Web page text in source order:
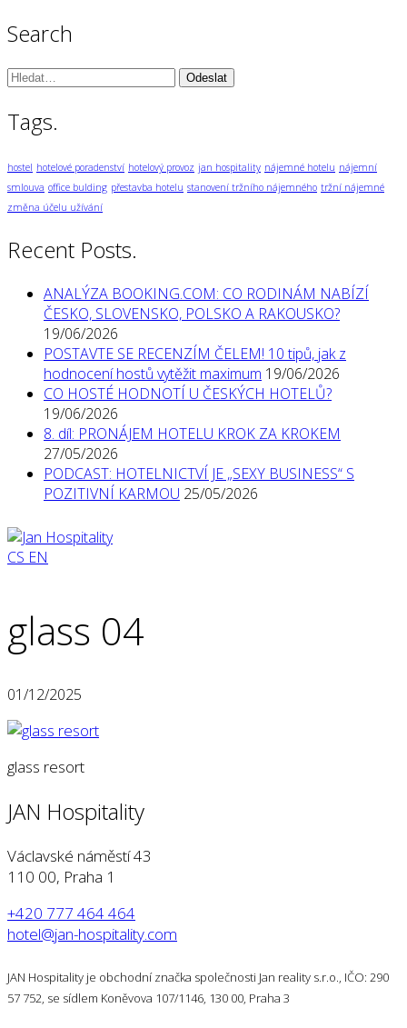
Search
Vyhledávání:
Tags.
hostel hotelové poradenství hotelový provoz jan hospitality nájemné hotelu nájemní
smlouva office bulding přestavba hotelu stanovení tržního nájemného tržní nájemné
změna účelu užívání
Recent Posts.
ANALÝZA BOOKING.COM: CO RODINÁM NABÍZÍ
ČESKO, SLOVENSKO, POLSKO A RAKOUSKO?
19/06/2026
POSTAVTE SE RECENZÍM ČELEM! 10 tipů, jak z
hodnocení hostů vytěžit maximum 19/06/2026
CO HOSTÉ HODNOTÍ U ČESKÝCH HOTELŮ?
19/06/2026
8. díl: PRONÁJEM HOTELU KROK ZA KROKEM
27/05/2026
PODCAST: HOTELNICTVÍ JE „SEXY BUSINESS“ S
POZITIVNÍ KARMOU 25/05/2026
CS EN
glass 04
01/12/2025
glass resort
JAN Hospitality
Václavské náměstí 43
110 00, Praha 1
+420 777 464 464
hotel@jan-hospitality.com
JAN Hospitality je obchodní značka společnosti Jan reality s.r.o., IČO: 290
57 752, se sídlem Koněvova 107/1146, 130 00, Praha 3